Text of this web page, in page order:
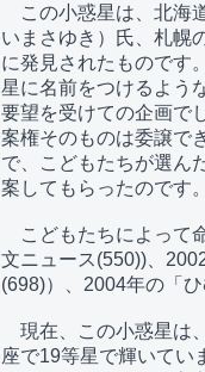
この小惑星は、北海
いまさゆき）氏、札幌
に発見されたものです
星に名前をつけるよう
要望を受けての企画で
案権そのものは委譲で
で、こどもたちが選ん
案してもらったのです。
こどもたちによって
文ニュース(550))、
(698)）、2004年の「
現在、この小惑星は
座で19等星で輝いてい